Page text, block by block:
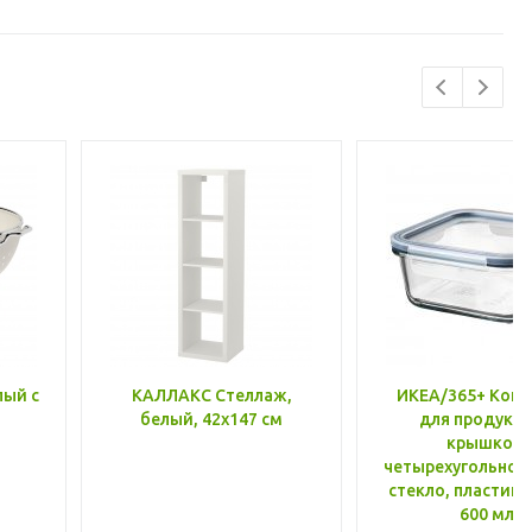
с
КАЛЛАКС Стеллаж,
белый, 42x147 см
ИКЕА/365+
для
крышкой,
стекло, пластик
600 мл